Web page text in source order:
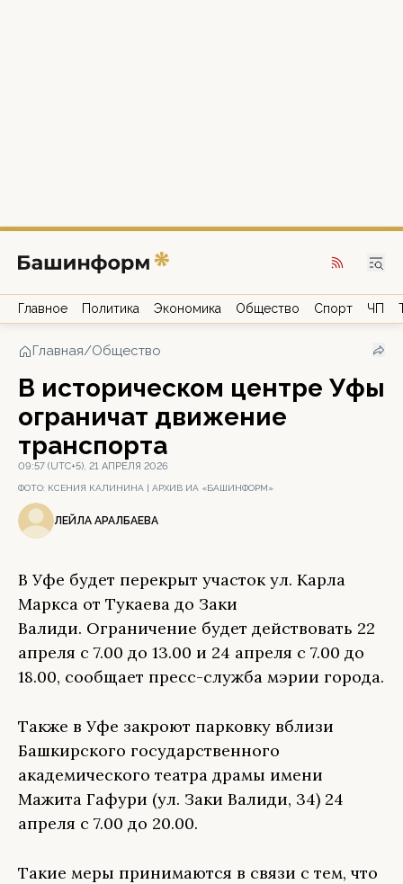
Главное Политика Экономика Общество Спорт ЧП
Главная/Общество
В историческом центре Уфы
ограничат движение
транспорта
09:57 (UTC+5), 21 АПРЕЛЯ 2026
ФОТО: КСЕНИЯ КАЛИНИНА | АРХИВ ИА «БАШИНФОРМ»
ЛЕЙЛА АРАЛБАЕВА
В Уфе будет перекрыт участок ул. Карла
Маркса от Тукаева до Заки
Валиди. Ограничение будет действовать 22
апреля с 7.00 до 13.00 и 24 апреля с 7.00 до
18.00, сообщает пресс-служба мэрии города.
Также в Уфе закроют парковку вблизи
Башкирского государственного
академического театра драмы имени
Мажита Гафури (ул. Заки Валиди, 34) 24
апреля с 7.00 до 20.00.
Такие меры принимаются в связи с тем, что